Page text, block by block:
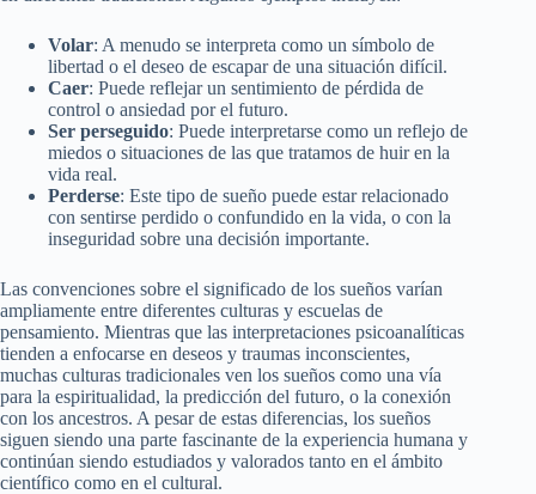
Volar: A menudo se interpreta como un símbolo de
libertad o el deseo de escapar de una situación difícil.
Caer: Puede reflejar un sentimiento de pérdida de
control o ansiedad por el futuro.
Ser perseguido: Puede interpretarse como un reflejo de
miedos o situaciones de las que tratamos de huir en la
vida real.
Perderse: Este tipo de sueño puede estar relacionado
con sentirse perdido o confundido en la vida, o con la
inseguridad sobre una decisión importante.
Las convenciones sobre el significado de los sueños varían
ampliamente entre diferentes culturas y escuelas de
pensamiento. Mientras que las interpretaciones psicoanalíticas
tienden a enfocarse en deseos y traumas inconscientes,
muchas culturas tradicionales ven los sueños como una vía
para la espiritualidad, la predicción del futuro, o la conexión
con los ancestros. A pesar de estas diferencias, los sueños
siguen siendo una parte fascinante de la experiencia humana y
continúan siendo estudiados y valorados tanto en el ámbito
científico como en el cultural.